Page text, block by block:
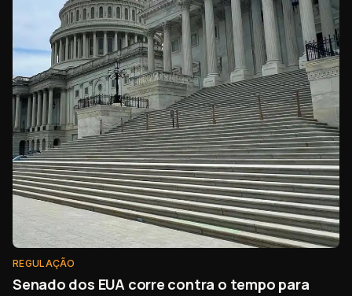
REGULAÇÃO
Senado dos EUA corre contra o tempo para